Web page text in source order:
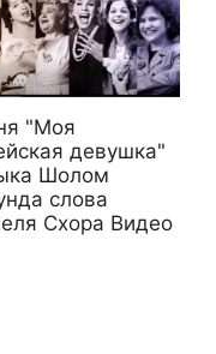
"Моя
девушка"
Шолом
слова
Схора Видео